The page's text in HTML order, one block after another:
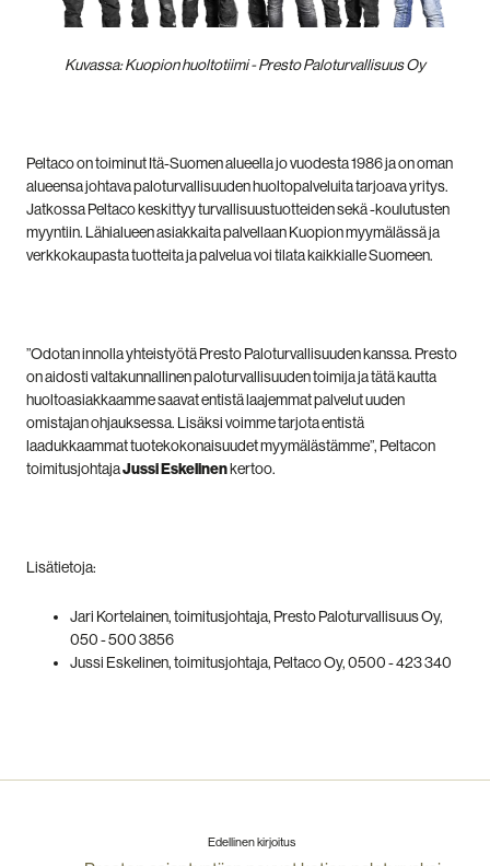
Kuvassa: Kuopion huoltotiimi - Presto Paloturvallisuus Oy
Peltaco on toiminut Itä-Suomen alueella jo vuodesta 1986 ja on oman
alueensa johtava paloturvallisuuden huoltopalveluita tarjoava yritys.
Jatkossa Peltaco keskittyy turvallisuustuotteiden sekä -koulutusten
myyntiin. Lähialueen asiakkaita palvellaan Kuopion myymälässä ja
verkkokaupasta tuotteita ja palvelua voi tilata kaikkialle Suomeen.
”Odotan innolla yhteistyötä Presto Paloturvallisuuden kanssa. Presto
on aidosti valtakunnallinen paloturvallisuuden toimija ja tätä kautta
huoltoasiakkaamme saavat entistä laajemmat palvelut uuden
omistajan ohjauksessa. Lisäksi voimme tarjota entistä
laadukkaammat tuotekokonaisuudet myymälästämme”, Peltacon
toimitusjohtajaJussi Eskelinenkertoo.
Lisätietoja:
Jari Kortelainen, toimitusjohtaja, Presto Paloturvallisuus Oy,
050 - 500 3856
Jussi Eskelinen, toimitusjohtaja, Peltaco Oy, 0500 - 423 340
Edellinen kirjoitus